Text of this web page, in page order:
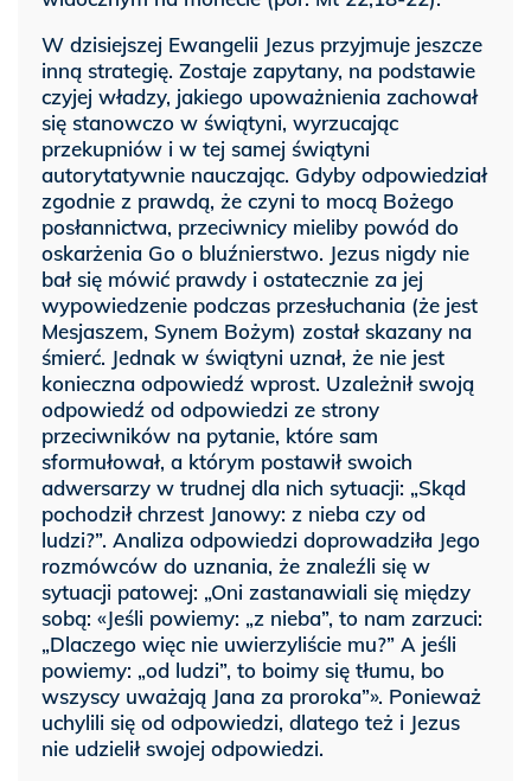
W dzisiejszej Ewangelii Jezus przyjmuje jeszcze
inną strategię. Zostaje zapytany, na podstawie
czyjej władzy, jakiego upoważnienia zachował
się stanowczo w świątyni, wyrzucając
przekupniów i w tej samej świątyni
autorytatywnie nauczając. Gdyby odpowiedział
zgodnie z prawdą, że czyni to mocą Bożego
posłannictwa, przeciwnicy mieliby powód do
oskarżenia Go o bluźnierstwo. Jezus nigdy nie
bał się mówić prawdy i ostatecznie za jej
wypowiedzenie podczas przesłuchania (że jest
Mesjaszem, Synem Bożym) został skazany na
śmierć. Jednak w świątyni uznał, że nie jest
konieczna odpowiedź wprost. Uzależnił swoją
odpowiedź od odpowiedzi ze strony
przeciwników na pytanie, które sam
sformułował, a którym postawił swoich
adwersarzy w trudnej dla nich sytuacji: „Skąd
pochodził chrzest Janowy: z nieba czy od
ludzi?”. Analiza odpowiedzi doprowadziła Jego
rozmówców do uznania, że znaleźli się w
sytuacji patowej: „Oni zastanawiali się między
sobą: «Jeśli powiemy: „z nieba”, to nam zarzuci:
„Dlaczego więc nie uwierzyliście mu?” A jeśli
powiemy: „od ludzi”, to boimy się tłumu, bo
wszyscy uważają Jana za proroka”». Ponieważ
uchylili się od odpowiedzi, dlatego też i Jezus
nie udzielił swojej odpowiedzi.